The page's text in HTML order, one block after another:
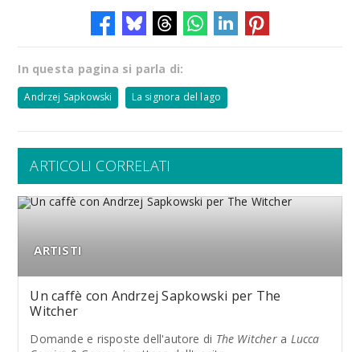
In questa pagina si parla di:
Andrzej Sapkowski La signora del lago
ARTICOLI CORRELATI
ARTISTI
Un caffè con Andrzej Sapkowski per The
Witcher
Domande e risposte dell'autore di The Witchera Lucca